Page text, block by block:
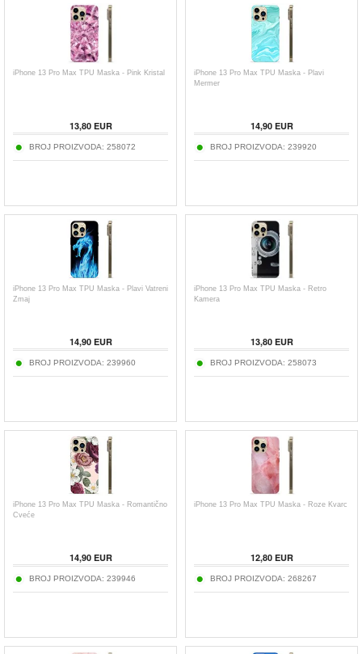
iPhone 13 Pro Max TPU Maska - Pink Kristal
13,80EUR
BROJ PROIZVODA: 258072
iPhone 13 Pro Max TPU Maska - Plavi
Mermer
14,90EUR
BROJ PROIZVODA: 239920
iPhone 13 Pro Max TPU Maska - Plavi Vatreni
Zmaj
14,90EUR
BROJ PROIZVODA: 239960
iPhone 13 Pro Max TPU Maska - Retro
Kamera
13,80EUR
BROJ PROIZVODA: 258073
iPhone 13 Pro Max TPU Maska - Romantično
Cveće
14,90EUR
BROJ PROIZVODA: 239946
iPhone 13 Pro Max TPU Maska - Roze Kvarc
12,80EUR
BROJ PROIZVODA: 268267